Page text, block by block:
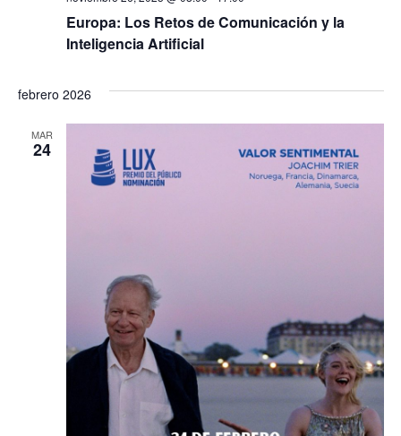
Europa: Los Retos de Comunicación y la
Inteligencia Artificial
febrero 2026
MAR
24